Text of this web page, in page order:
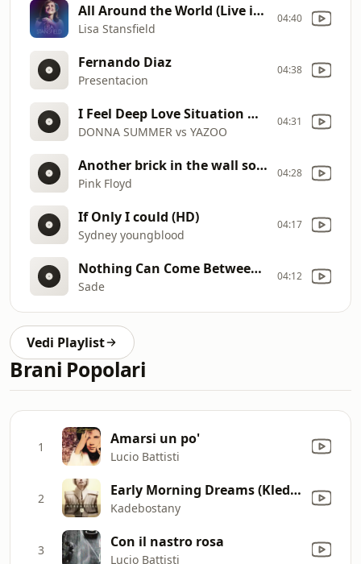
All Around the World (Live in Manchester)
Lisa Stansfield
04:40
Fernando Diaz
Presentacion
04:38
I Feel Deep Love Situation HQ SOUND.mpg
DONNA SUMMER vs YAZOO
04:31
Another brick in the wall solo (Cover by Chloé)
Pink Floyd
04:28
If Only I could (HD)
Sydney youngblood
04:17
Nothing Can Come Between Us (Live from San Diego)
Sade
04:12
Vedi Playlist
Brani Popolari
1 Amarsi un po'
Lucio Battisti
2 Early Morning Dreams (Kled Mone Remix)
Kadebostany
3 Con il nastro rosa
Lucio Battisti